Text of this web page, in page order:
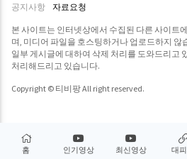
공지사항
자료요청
본 사이트는 인터넷상에서 수집된 다른 사이트
며, 미디어 파일을 호스팅하거나 업로드하지 않
일부 게시글에 대하여 삭제 처리를 도와드리고
처리해드리고 있습니다.
Copyright © 티비팡 All right reserved.
홈 인기영상 최신영상 대